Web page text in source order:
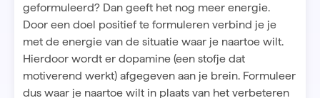
geformuleerd? Dan geeft het nog meer energie.
Door een doel positief te formuleren verbind je je
met de energie van de situatie waar je naartoe wilt.
Hierdoor wordt er dopamine (een stofje dat
motiverend werkt) afgegeven aan je brein. Formuleer
dus waar je naartoe wilt in plaats van het verbeteren